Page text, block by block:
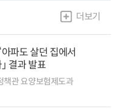
더보기
파도 살던 집에서
결과 발표
책관 요양보험제도과